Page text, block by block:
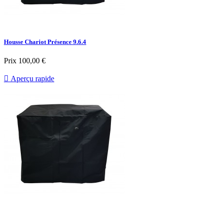
Housse Chariot Présence 9.6.4
Prix 100,00 €
 Aperçu rapide